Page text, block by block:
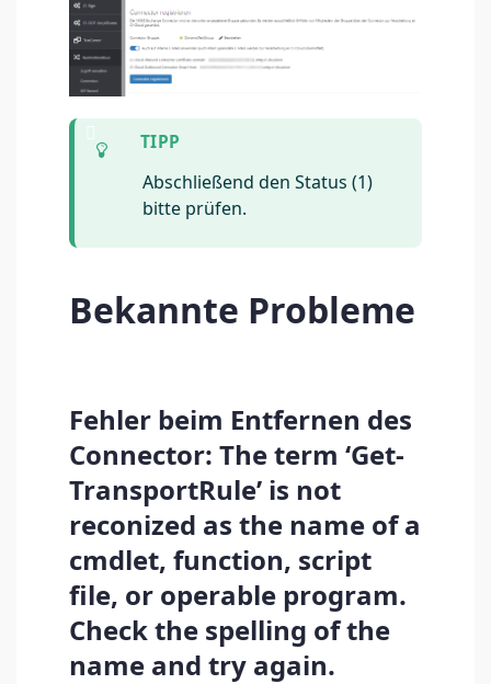
Abschließend den Status (1)
bitte prüfen.
Bekannte Probleme
Fehler beim Entfernen des
Connector: The term ‘Get-
TransportRule’ is not
reconized as the name of a
cmdlet, function, script
file, or operable program.
Check the spelling of the
name and try again.